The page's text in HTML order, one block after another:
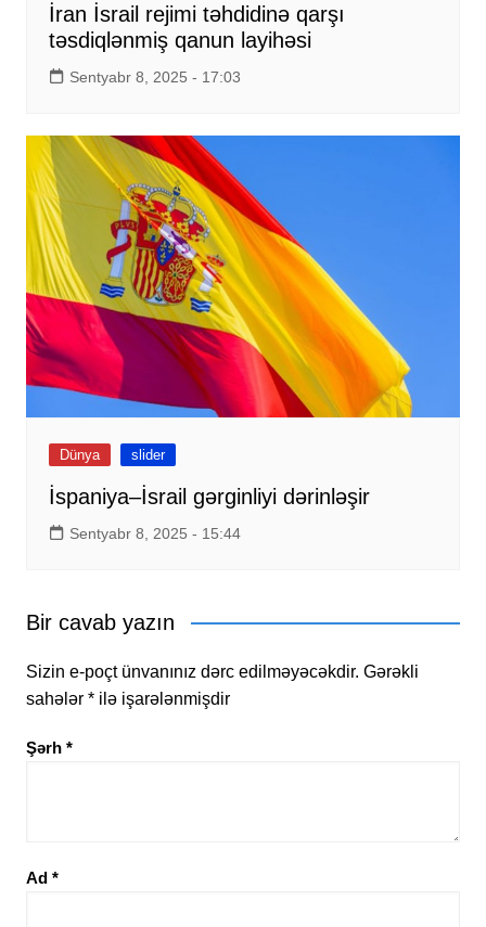
İran İsrail rejimi təhdidinə qarşı
təsdiqlənmiş qanun layihəsi
Sentyabr 8, 2025 - 17:03
Dünya slider
İspaniya–İsrail gərginliyi dərinləşir
Sentyabr 8, 2025 - 15:44
Bir cavab yazın
Sizin e-poçt ünvanınız dərc edilməyəcəkdir. Gərəkli
sahələr *ilə işarələnmişdir
Şərh *
Ad *